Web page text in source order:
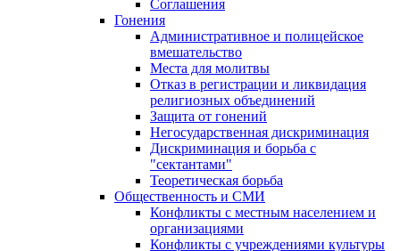
Соглашения
Гонения
Административное и полицейское
вмешательство
Места для молитвы
Отказ в регистрации и ликвидация
религиозных объединений
Защита от гонений
Негосударственная дискриминация
Дискриминация и борьба с
"сектантами"
Теоретическая борьба
Общественность и СМИ
Конфликты с местным населением и
организациями
Конфликты с учреждениями культуры